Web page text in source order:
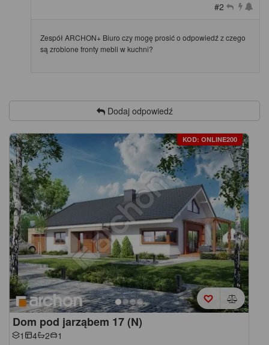
#2
Zespół ARCHON+ Biuro czy mogę prosić o odpowiedź z czego
są zrobione fronty mebli w kuchni?
Dodaj odpowiedź
KOD: ONLINE200
Dom pod jarząbem 17 (N)
1 4 2 1